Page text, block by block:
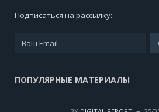
Подписаться на рассылку:
ПОПУЛЯРНЫЕ МАТЕРИАЛЫ